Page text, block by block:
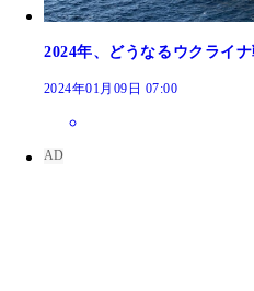
2024年、どうなるウクライナ
2024年01月09日 07:00